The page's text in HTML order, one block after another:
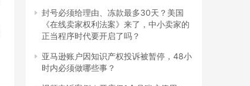
封号必须给理由、冻款最多30天？美国
《在线卖家权利法案》来了，中小卖家的
正当程序时代要开启了吗？
亚马逊账户因知识产权投诉被暂停，48小
时内必须做哪些事？